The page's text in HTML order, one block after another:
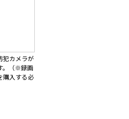
犯カメラが
。（※録画
購入する必